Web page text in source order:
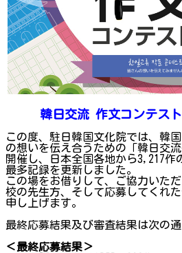
韓日交流 作文コンテス
この度、駐日韓国文化院では、韓
の想いを伝え合うための「韓日交
開催し、日本全国各地から3,217作
最多記録を更新しました。
この場をお借りして、ご協力いた
校の先生方、そして応募してくれ
申し上げます。
最終応募結果及び審査結果は次の通
＜最終応募結果＞